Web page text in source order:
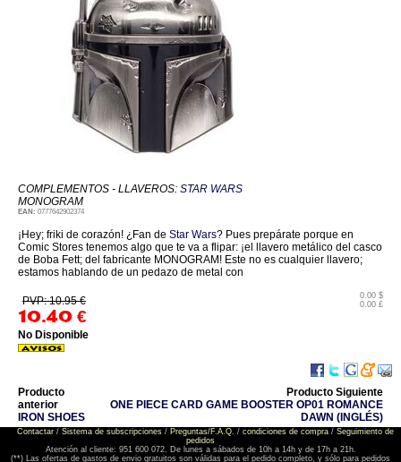
COMPLEMENTOS - LLAVEROS: STAR WARS
MONOGRAM
EAN: 0777642902374
¡Hey; friki de corazón! ¿Fan de Star Wars? Pues prepárate porque en
Comic Stores tenemos algo que te va a flipar: ¡el llavero metálico del casco
de Boba Fett; del fabricante MONOGRAM! Este no es cualquier llavero;
estamos hablando de un pedazo de metal con
PVP: 10.95 €
10.40 €
0.00 $
0.00 £
No Disponible
Producto
anterior
IRON SHOES
Producto Siguiente
ONE PIECE CARD GAME BOOSTER OP01 ROMANCE
DAWN (INGLÉS)
Contactar/ Sistema de subscripciones/ Preguntas/F.A.Q. / condiciones de compra/ Seguimiento de
pedidos
Atención al cliente: 951 600 072. De lunes a sábados de 10h a 14h y de 17h a 21h.
(**) Las ofertas de gastos de envio gratuitos son válidas para el pedido completo, y sólo para pedidos